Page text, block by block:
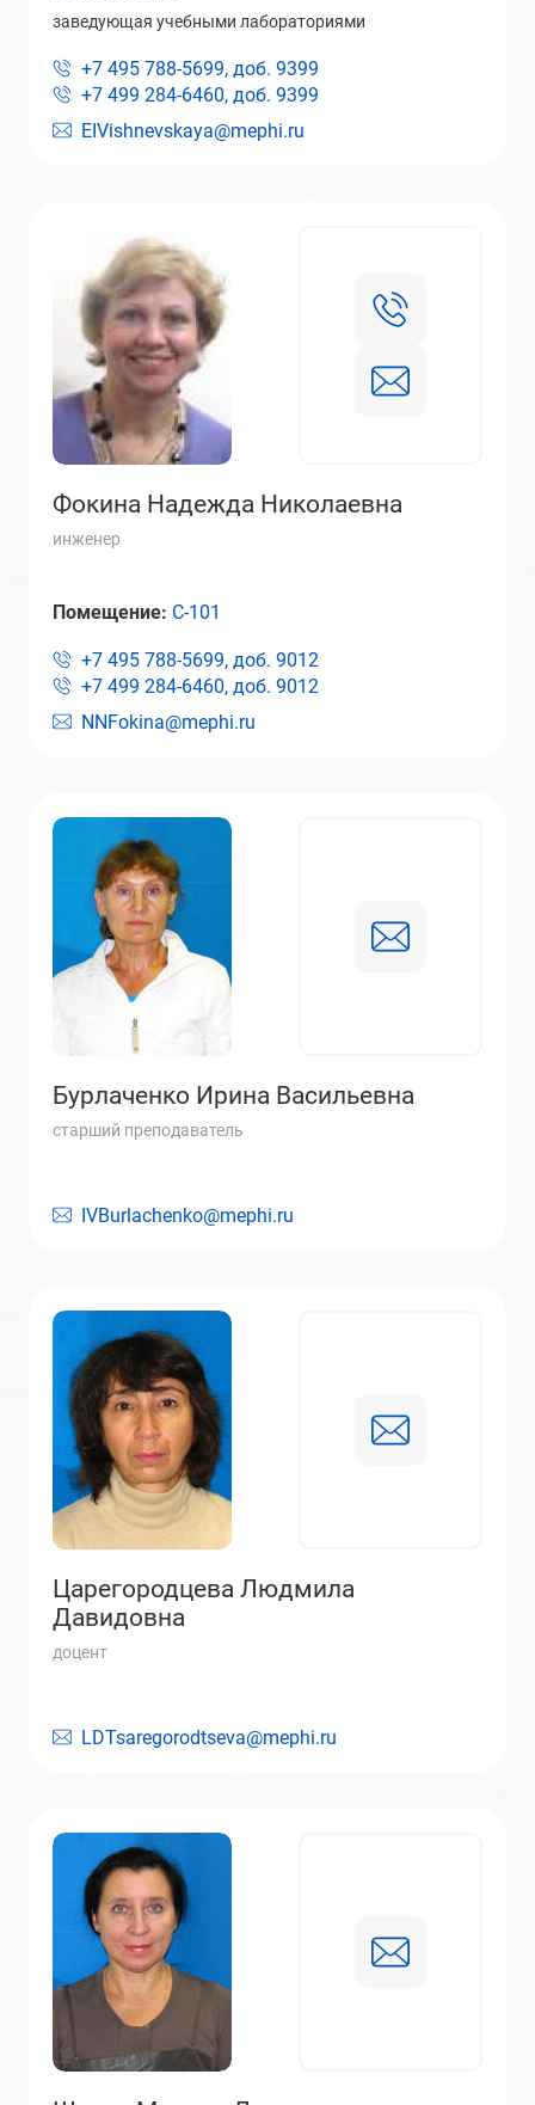
EIVishnevskaya@mephi.ru
заведующая учебными лабораториями
+7 495 788-5699, доб. 9399
+7 499 284-6460, доб. 9399
Фокина Надежда Николаевна
инженер
NNFokina@mephi.ru
Помещение: С-101
+7 495 788-5699, доб. 9012
+7 499 284-6460, доб. 9012
Бурлаченко Ирина Васильевна
старший преподаватель
IVBurlachenko@mephi.ru
Царегородцева Людмила
Давидовна
доцент
LDTsaregorodtseva@mephi.ru